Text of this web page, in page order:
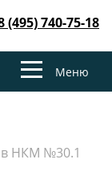
(495) 740-75-18
ToggleМеню
НКМ №30.1